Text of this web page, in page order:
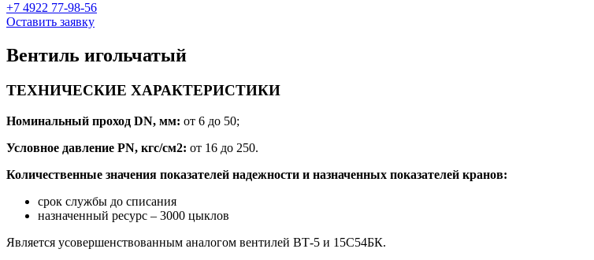
+7 4922 77-98-56
Оставить заявку
Вентиль игольчатый
ТЕХНИЧЕСКИЕ ХАРАКТЕРИСТИКИ
Номинальный проход DN, мм: от 6 до 50;
Условное давление PN, кгс/см2: от 16 до 250.
Количественные значения показателей надежности и назначенных показателей кранов:
срок службы до списания
назначенный ресурс – 3000 цыклов
Является усовершенствованным аналогом вентилей ВТ-5 и 15С54БК.